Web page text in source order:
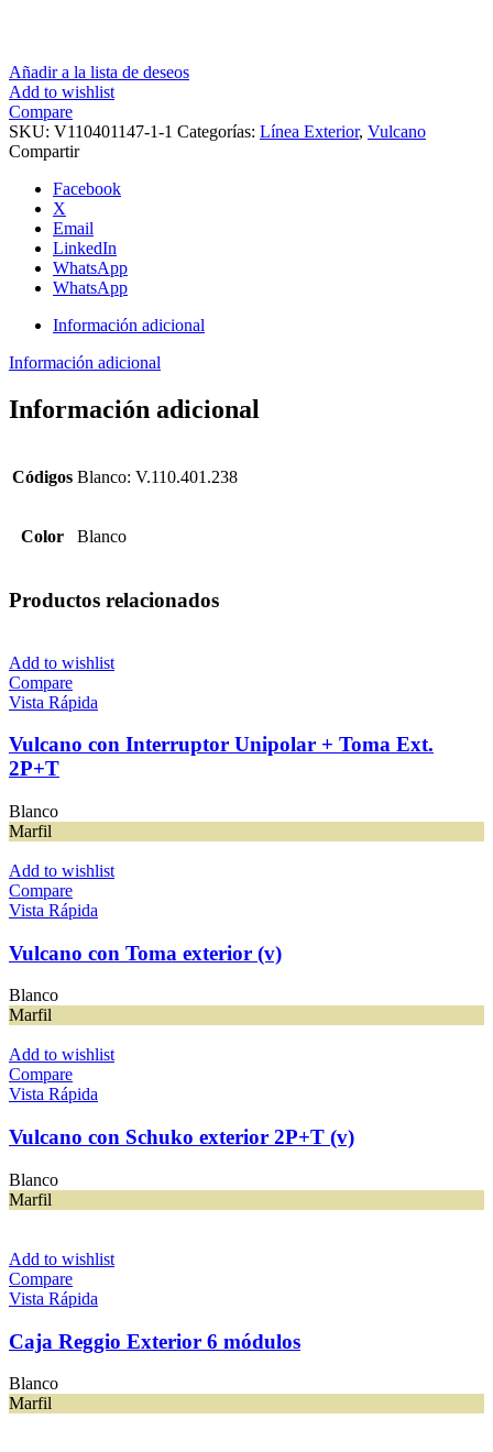
Añadir a la lista de deseos
Add to wishlist
Compare
SKU: V110401147-1-1 Categorías: Línea Exterior, Vulcano
Compartir
Facebook
X
Email
LinkedIn
WhatsApp
WhatsApp
Información adicional
Información adicional
Información adicional
Códigos Blanco: V.110.401.238
Color Blanco
Productos relacionados
Add to wishlist
Compare
Vista Rápida
Vulcano con Interruptor Unipolar + Toma Ext.
2P+T
Blanco
Marfil
Add to wishlist
Compare
Vista Rápida
Vulcano con Toma exterior (v)
Blanco
Marfil
Add to wishlist
Compare
Vista Rápida
Vulcano con Schuko exterior 2P+T (v)
Blanco
Marfil
Add to wishlist
Compare
Vista Rápida
Caja Reggio Exterior 6 módulos
Blanco
Marfil